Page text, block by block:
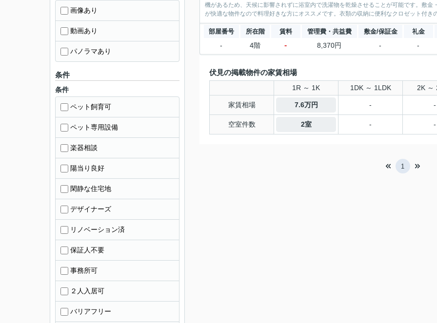
機があるため、天候に影響されずに浴室内で洗濯物を乾燥させることが可能です。敷
が快適な物件なので料理好きな方にオススメです。衣類の収納に便利なクロゼット付
部屋番号 所在階 賃料 管理費・共益費 敷金/保証金 礼金
- 4階 - 8,370円 - -
伏見の掲載物件の家賃相場
1R ～ 1K 1DK ～ 1LDK 2K ～
家賃相場 7.6万円 - -
空室件数 2室 - -
1
画像あり
動画あり
パノラマあり
条件
条件
ペット飼育可
ペット専用設備
楽器相談
陽当り良好
閑静な住宅地
デザイナーズ
リノベーション済
保証人不要
事務所可
２人入居可
バリアフリー